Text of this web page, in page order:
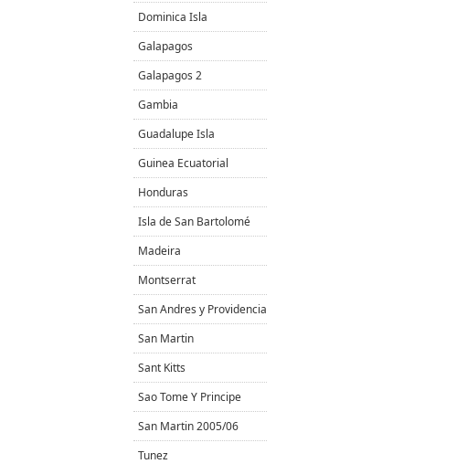
Dominica Isla
Galapagos
Galapagos 2
Gambia
Guadalupe Isla
Guinea Ecuatorial
Honduras
Isla de San Bartolomé
Madeira
Montserrat
San Andres y Providencia
San Martin
Sant Kitts
Sao Tome Y Principe
San Martin 2005/06
Tunez